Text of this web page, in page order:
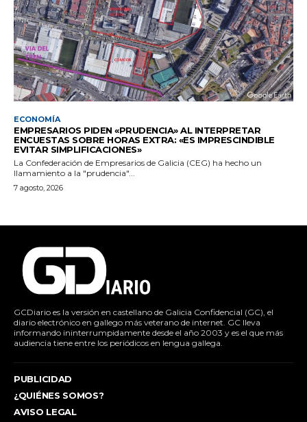
ECONOMÍA
EMPRESARIOS PIDEN «PRUDENCIA» AL INTERPRETAR
ENCUESTAS SOBRE HORAS EXTRA: «ES IMPRESCINDIBLE
EVITAR SIMPLIFICACIONES»
La Confederación de Empresarios de Galicia (CEG) ha hecho un
llamamiento a la "prudencia"...
7 agosto, 2026
GCDiario es la versión en castellano de Galicia Confidencial (GC), el
diario electrónico en gallego más veterano de internet. GC lleva
informando ininterrumpidamente desde el año 2003 y es el que más
audiencia tiene entre los periódicos en lengua gallega.
PUBLICIDAD
¿QUIÉNES SOMOS?
AVISO LEGAL